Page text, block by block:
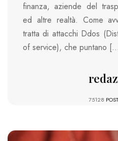
finanza, aziende del
ed altre realtà. Come
tratta di attacchi Ddos
of service), che puntano
75128